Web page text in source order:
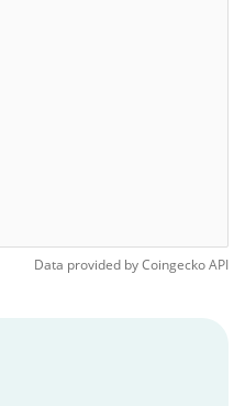
Data provided byCoingeckoAPI